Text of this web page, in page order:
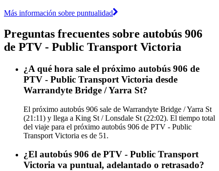
Más información sobre puntualidad
Preguntas frecuentes sobre autobús 906
de PTV - Public Transport Victoria
¿A qué hora sale el próximo autobús 906 de
PTV - Public Transport Victoria desde
Warrandyte Bridge / Yarra St?
El próximo autobús 906 sale de Warrandyte Bridge / Yarra St
(21:11) y llega a King St / Lonsdale St (22:02). El tiempo total
del viaje para el próximo autobús 906 de PTV - Public
Transport Victoria es de 51.
¿El autobús 906 de PTV - Public Transport
Victoria va puntual, adelantado o retrasado?